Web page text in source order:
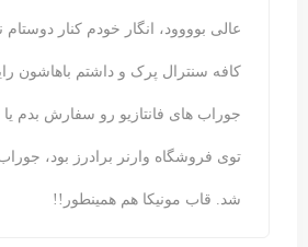
عالی بوووود، انگار خودم کنار
کافه سنترال پرک و داشتم باهاشون
جوراب های فانتازیو رو سفارش بدم
توی فروشگاه وارنر برادرز بود، جوراب
شد. قاب مونیکا هم همینطور!!